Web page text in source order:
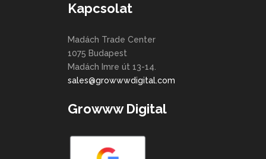
Kapcsolat
Madách Trade Center
1075 Budapest
Madách Imre út 13-14.
sales@growwwdigital.com
Growww Digital